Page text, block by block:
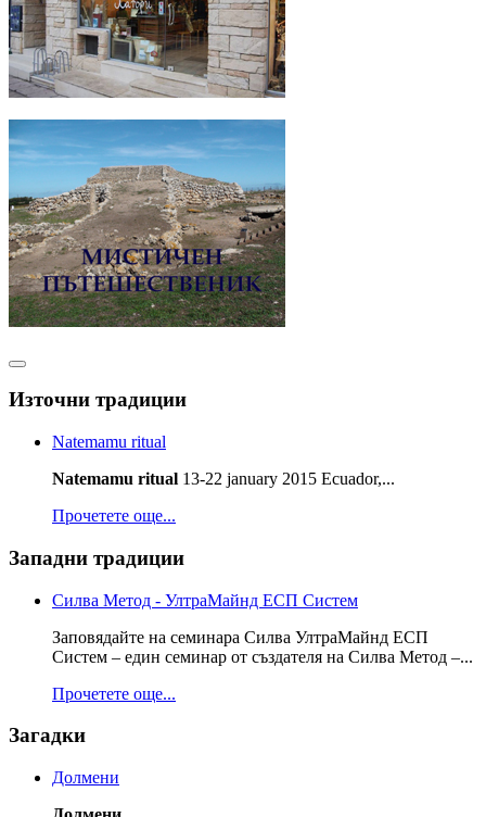
Източни традиции
Natemamu ritual
Natemamu ritual 13-22 january 2015 Ecuador,...
Прочетете още...
Западни традиции
Силва Метод - УлтраМайнд ЕСП Систем
Заповядайте на семинара Силва УлтраМайнд ЕСП
Систем – един семинар от създателя на Силва Метод –...
Прочетете още...
Загадки
Долмени